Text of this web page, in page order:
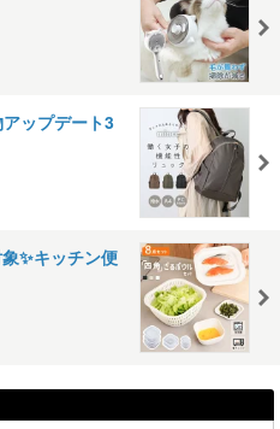
ップデート3
✨キッチン便